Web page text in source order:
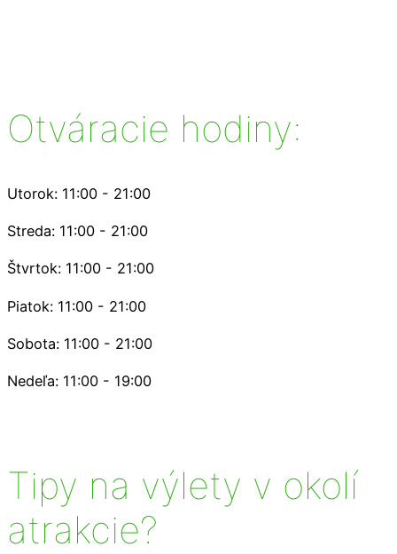
Otváracie hodiny:
Utorok: 11:00 - 21:00
Streda: 11:00 - 21:00
Štvrtok: 11:00 - 21:00
Piatok: 11:00 - 21:00
Sobota: 11:00 - 21:00
Nedeľa: 11:00 - 19:00
Tipy na výlety v okolí
atrakcie?